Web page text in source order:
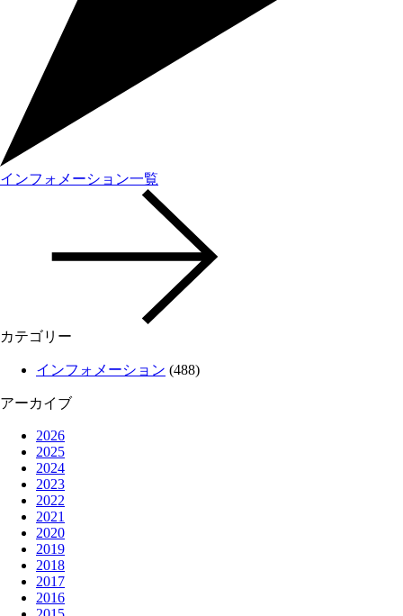
インフォメーション一覧
カテゴリー
インフォメーション (488)
アーカイブ
2026
2025
2024
2023
2022
2021
2020
2019
2018
2017
2016